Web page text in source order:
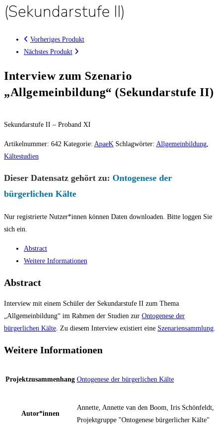
(Sekundarstufe II)
Vorheriges Produkt
Nächstes Produkt
Interview zum Szenario
„Allgemeinbildung“ (Sekundarstufe II)
Sekundarstufe II – Proband XI
Artikelnummer: 642 Kategorie: ApaeK Schlagwörter: Allgemeinbildung,
Kältestudien
Dieser Datensatz gehört zu: Ontogenese der
bürgerlichen Kälte
Nur registrierte Nutzer*innen können Daten downloaden. Bitte loggen Sie
sich ein.
Abstract
Weitere Informationen
Abstract
Interview mit einem Schüler der Sekundarstufe II zum Thema
„Allgemeinbildung“ im Rahmen der Studien zur Ontogenese der
bürgerlichen Kälte. Zu diesem Interview existiert eine Szenariensammlung.
Weitere Informationen
Projektzusammenhang Ontogenese der bürgerlichen Kälte
Autor*innen
Annette, Annette van den Boom, Iris Schönfeldt,
Projektgruppe "Ontogenese bürgerlicher Kälte"